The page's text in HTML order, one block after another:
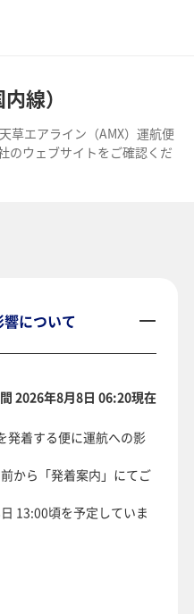
線）
草エアライン（AMX）運航便
のウェブサイトをご確認くだ
について
2026年8月8日 06:20現在
発着する便に運航への影
から「発着案内」にてご
13:00頃を予定していま